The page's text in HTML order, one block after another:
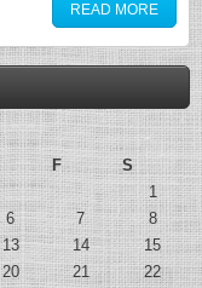
READ MORE
F
S
1
6 7
8
13 14
15
20 21
22